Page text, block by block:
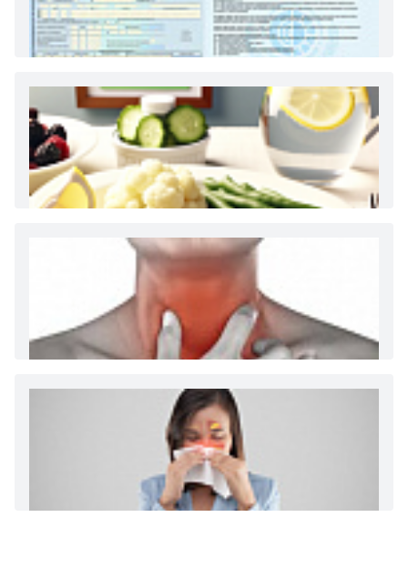
Как и сколько денег можно получить по
Диета 7 стол при заболеваниях почек (острый и
Ларингит: все о ларингите и его лечении. Как
спасти свой голос.